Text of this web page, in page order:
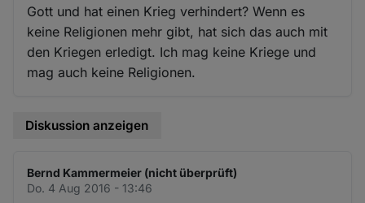
Gott und hat einen Krieg verhindert? Wenn es
keine Religionen mehr gibt, hat sich das auch mit
den Kriegen erledigt. Ich mag keine Kriege und
mag auch keine Religionen.
Diskussion anzeigen
Bernd Kammermeier (nicht überprüft)
Do. 4 Aug 2016 - 13:46